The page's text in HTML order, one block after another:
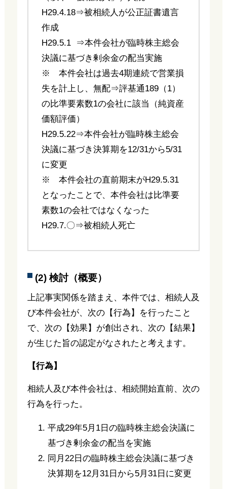
H29.4.18⇒被相続人が公正証書遺言
作成
H29.5.1 ⇒本件会社が臨時株主総会
決議に基づき剰余金の配当実施
※ 本件会社は過去4期連続で営業損
失を計上し、無配⇒評基通189（1）
の比準要素数1の会社に該当（純資産
価額評価）
H29.5.22⇒本件会社が臨時株主総会
決議に基づき決算期を12/31から5/31
に変更
※ 本件会社の直前期末がH29.5.31
となったことで、本件会社は比準要
素数1の会社ではなくなった
H29.7.〇⇒被相続人死亡
(2) 検討（概要）
上記事実関係を踏まえ、本件では、相続人及
び本件会社が、次の【行為】を行ったこと
で、次の【効果】が創出され、次の【結果】
が生じた旨の認定がなされたと考えます。
【行為】
相続人及び本件会社は、相続開始直前、次の
行為を行った。
平成29年5月1日の臨時株主総会決議に
基づき剰余金の配当を実施
同月22日の臨時株主総会決議に基づき
決算期を12月31日から5月31日に変更